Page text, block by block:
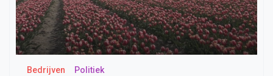
Bedrijven Politiek